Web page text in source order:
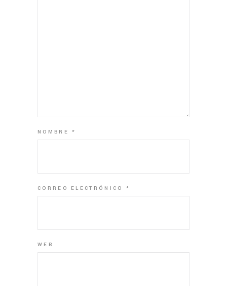
NOMBRE*
CORREO ELECTRÓNICO *
WEB